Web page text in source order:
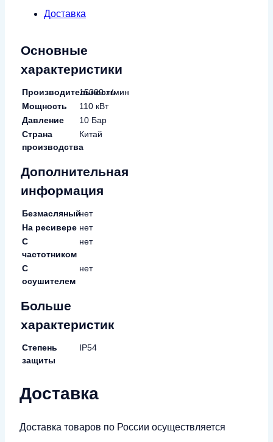
(IP54) Доставка
Основные
характеристики
Производительность
15000 л/мин
Мощность
110 кВт
Давление
10 Бар
Страна
производства
Китай
Дополнительная
информация
Безмасляныйнет
На ресивере нет
С
частотником
нет
С
осушителем
нет
Больше
характеристик
Степень
защиты
IP54
Доставка
Доставка товаров по России осуществляется